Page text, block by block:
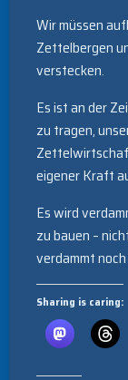
Wir müssen
Zettelbergen
verstecken.
Es ist an der
zu tragen,
eigener Kraft
Es wird
zu bauen –
verdammt
Sharing is caring: